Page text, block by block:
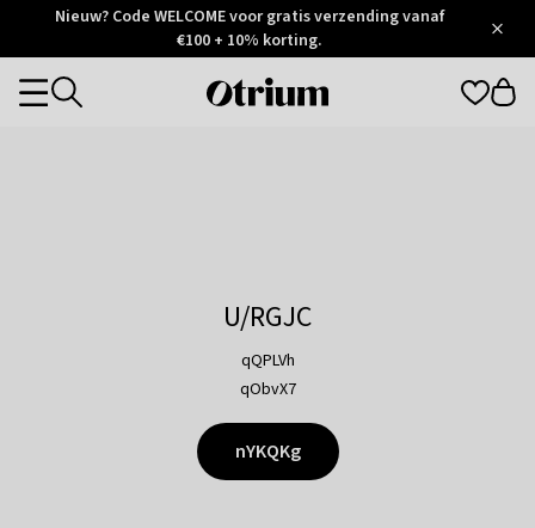
Otrium
Trustpilot
Nieuw? Code WELCOME voor gratis verzending vanaf
€100 + 10% korting.
Otrium
Categories
U/RGJC
qQPLVh
qObvX7
nYKQKg